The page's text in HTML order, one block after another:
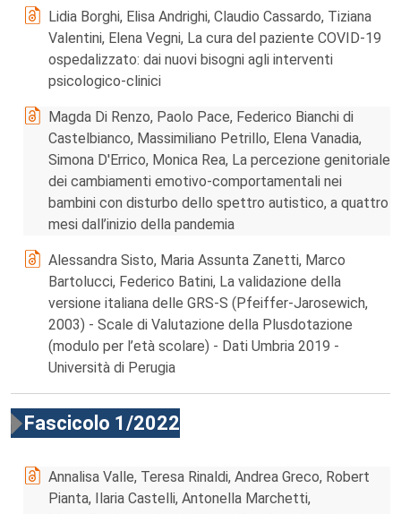
Lidia Borghi, Elisa Andrighi, Claudio Cassardo, Tiziana
Valentini, Elena Vegni, La cura del paziente COVID-19
ospedalizzato: dai nuovi bisogni agli interventi
psicologico-clinici
Magda Di Renzo, Paolo Pace, Federico Bianchi di
Castelbianco, Massimiliano Petrillo, Elena Vanadia,
Simona D'Errico, Monica Rea, La percezione genitoriale
dei cambiamenti emotivo-comportamentali nei
bambini con disturbo dello spettro autistico, a quattro
mesi dall’inizio della pandemia
Alessandra Sisto, Maria Assunta Zanetti, Marco
Bartolucci, Federico Batini, La validazione della
versione italiana delle GRS-S (Pfeiffer-Jarosewich,
2003) - Scale di Valutazione della Plusdotazione
(modulo per l’età scolare) - Dati Umbria 2019 -
Università di Perugia
Fascicolo 1/2022
Annalisa Valle, Teresa Rinaldi, Andrea Greco, Robert
Pianta, Ilaria Castelli, Antonella Marchetti,